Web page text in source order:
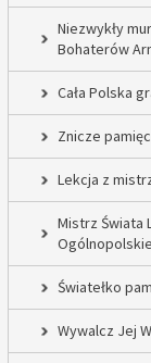
Niezwykły
Bohaterów
Cała Polska
Znicze
Lekcja z
Mistrz Świata
Światełko
Wywalcz Jej